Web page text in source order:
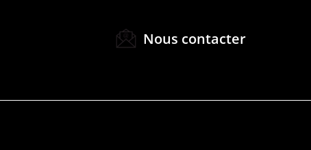
Nous contacter